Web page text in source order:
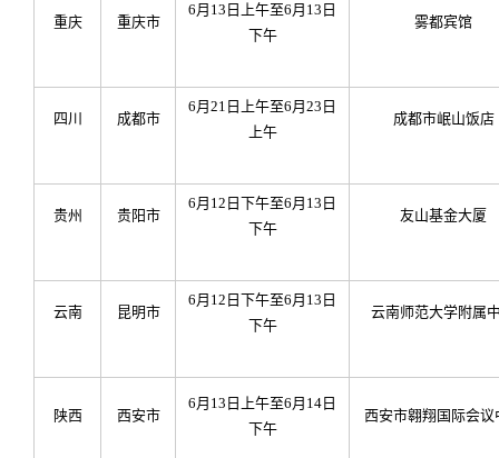
重庆 重庆市
6月13日上午至6月13日
下午
雾都宾馆
四川 成都市
6月21日上午至6月23日
上午
成都市岷山饭店
贵州 贵阳市
6月12日下午至6月13日
下午
友山基金大厦
云南 昆明市
6月12日下午至6月13日
下午
云南师范大学附属
陕西 西安市
6月13日上午至6月14日
下午
西安市翱翔国际会议